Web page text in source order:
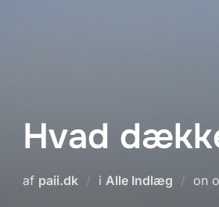
Hvad
af paii.dk i Alle Indlæg on